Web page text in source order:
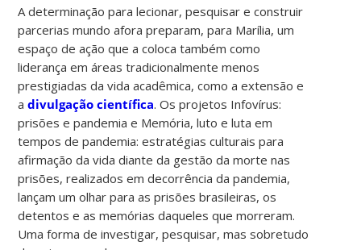
A determinação para lecionar, pesquisar e construir
parcerias mundo afora preparam, para Marília, um
espaço de ação que a coloca também como
liderança em áreas tradicionalmente menos
prestigiadas da vida acadêmica, como a extensão e
adivulgação científica. Os projetos Infovírus:
prisões e pandemia e Memória, luto e luta em
tempos de pandemia: estratégias culturais para
afirmação da vida diante da gestão da morte nas
prisões, realizados em decorrência da pandemia,
lançam um olhar para as prisões brasileiras, os
detentos e as memórias daqueles que morreram.
Uma forma de investigar, pesquisar, mas sobretudo